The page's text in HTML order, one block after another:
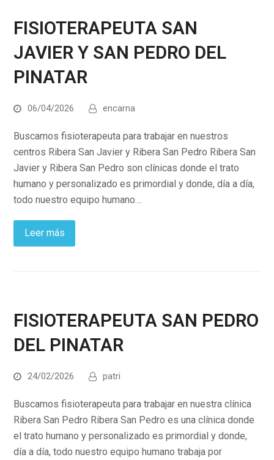
FISIOTERAPEUTA SAN
JAVIER Y SAN PEDRO DEL
PINATAR
06/04/2026 encarna
Buscamos fisioterapeuta para trabajar en nuestros
centros Ribera San Javier y Ribera San Pedro Ribera San
Javier y Ribera San Pedro son clínicas donde el trato
humano y personalizado es primordial y donde, día a día,
todo nuestro equipo humano…
Leer más
FISIOTERAPEUTA SAN PEDRO
DEL PINATAR
24/02/2026 patri
Buscamos fisioterapeuta para trabajar en nuestra clínica
Ribera San Pedro Ribera San Pedro es una clínica donde
el trato humano y personalizado es primordial y donde,
día a día, todo nuestro equipo humano trabaja por